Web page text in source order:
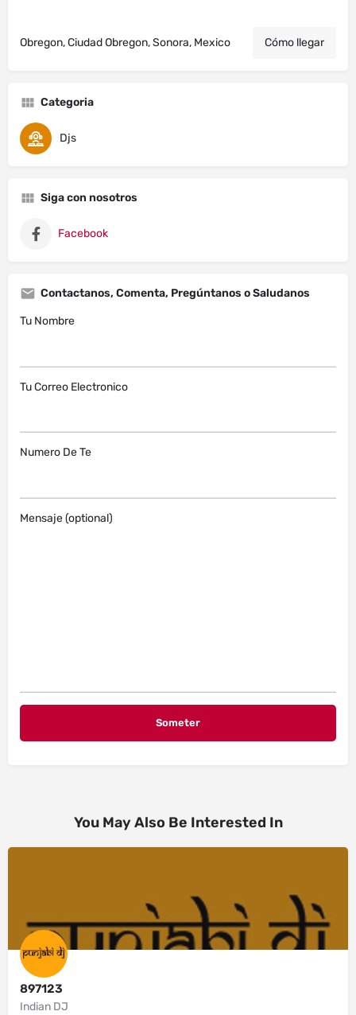
Obregon, Ciudad Obregon, Sonora, Mexico Cómo llegar
Categoria
Djs
Siga con nosotros
Facebook
Contactanos, Comenta, Pregúntanos o Saludanos
Tu Nombre
Tu Correo Electronico
Numero De Te
Mensaje (optional)
You May Also Be Interested In
897123
Indian DJ